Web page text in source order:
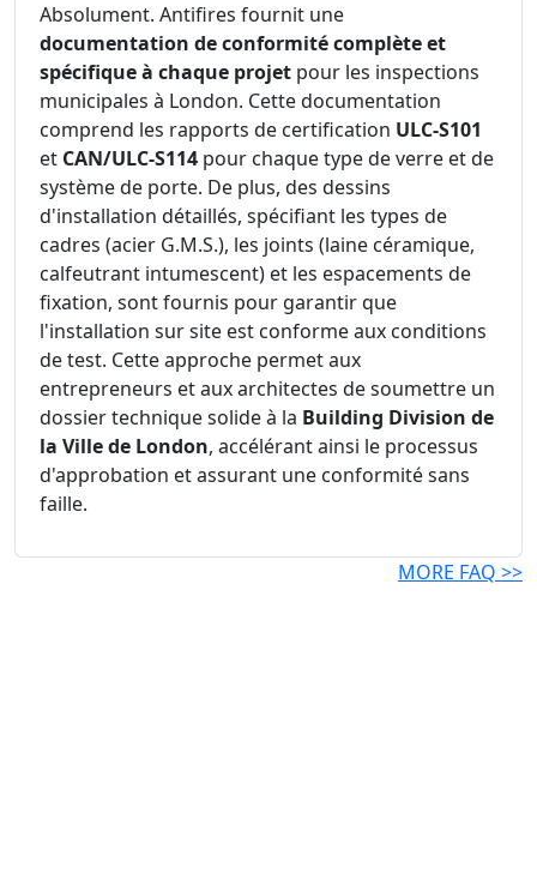
Absolument. Antifires fournit une
documentation de conformité complète et
spécifique à chaque projet pour les inspections
municipales à London. Cette documentation
comprend les rapports de certification ULC-S101
et CAN/ULC-S114 pour chaque type de verre et de
système de porte. De plus, des dessins
d'installation détaillés, spécifiant les types de
cadres (acier G.M.S.), les joints (laine céramique,
calfeutrant intumescent) et les espacements de
fixation, sont fournis pour garantir que
l'installation sur site est conforme aux conditions
de test. Cette approche permet aux
entrepreneurs et aux architectes de soumettre un
dossier technique solide à la Building Division de
la Ville de London, accélérant ainsi le processus
d'approbation et assurant une conformité sans
faille.
MORE FAQ >>